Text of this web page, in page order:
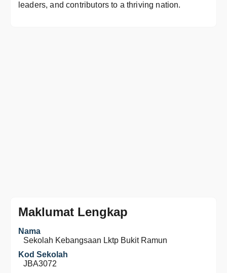
leaders, and contributors to a thriving nation.
Maklumat Lengkap
Nama
Sekolah Kebangsaan Lktp Bukit Ramun
Kod Sekolah
JBA3072